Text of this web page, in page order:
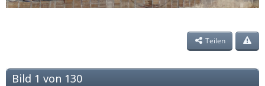
Teilen
Bild 1 von 130